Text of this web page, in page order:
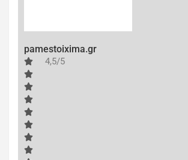
pamestoixima.gr
4,5/5